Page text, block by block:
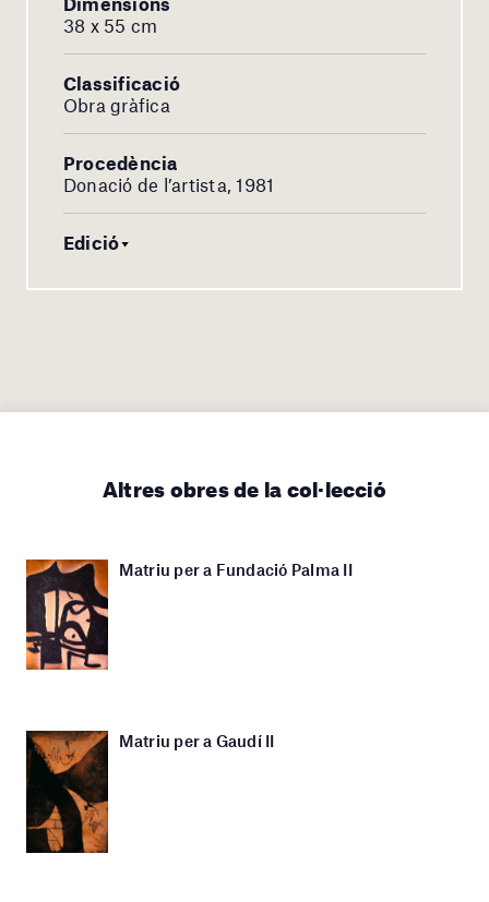
38 x 55 cm
Classificació
Obra gràfica
Procedència
Donació de l’artista, 1981
Edició
Altres obres de la col·lecció
Matriu per a Fundació Palma II
Matriu per a Gaudí II